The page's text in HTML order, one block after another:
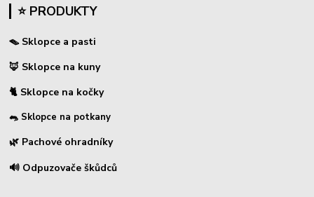
⭐ PRODUKTY
🪤 Sklopce a pasti
🦊 Sklopce na kuny
🐈 Sklopce na kočky
🐀 Sklopce na potkany
🌿 Pachové ohradníky
🔊 Odpuzovače škůdců